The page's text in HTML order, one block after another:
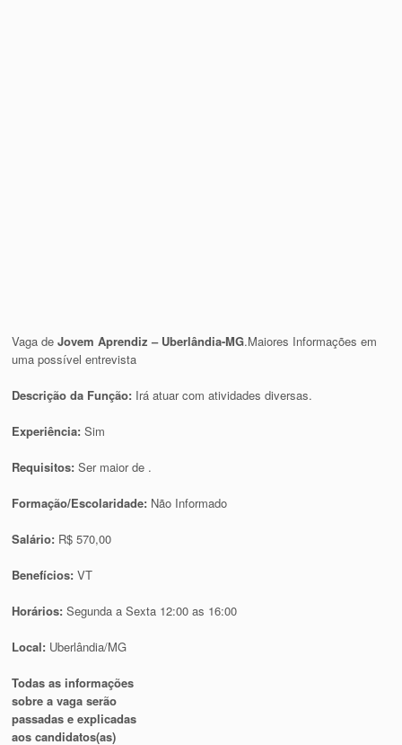
Vaga deJovem Aprendiz – Uberlândia-MG.Maiores Informações em
uma possível entrevista
Descrição da Função: Irá atuar com atividades diversas.
Experiência:Sim
Requisitos:Ser maior de .
Formação/Escolaridade: Não Informado
Salário: R$ 570,00
Benefícios:VT
Horários:Segunda a Sexta 12:00 as 16:00
Local: Uberlândia/MG
Todas as informações
sobre a vaga serão
passadas e explicadas
aos candidatos(as)